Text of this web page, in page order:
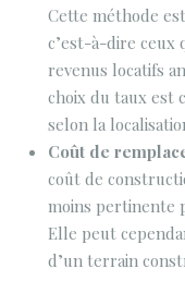
Cette méthode
c’est-à-dire ceux
revenus locatifs
choix du taux est
selon la
Coût de
coût de
moins pertinente
Elle peut
d’un terrain